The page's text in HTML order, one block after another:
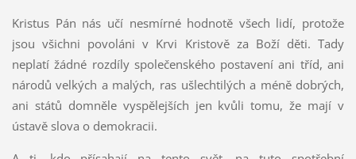
Kristus Pán nás učí nesmírné hodnotě všech lidí, protože
jsou všichni povoláni v Krvi Kristově za Boží děti. Tady
neplatí žádné rozdíly společenského postavení ani tříd, ani
národů velkých a malých, ras ušlechtilých a méně dobrých,
ani států domněle vyspělejších jen kvůli tomu, že mají v
ústavě slova o demokracii.